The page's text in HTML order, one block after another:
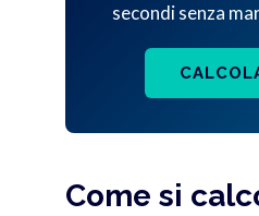
secondi senza
Come si